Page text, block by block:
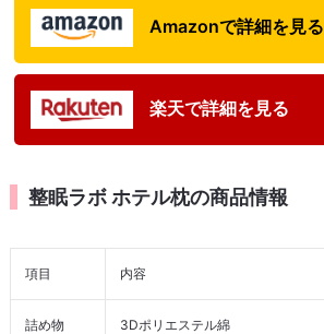
Amazonで詳細を見る
楽天で詳細を見る
整眠ラボ ホテル枕の商品情報
項目 内容
詰め物 3Dポリエステル綿